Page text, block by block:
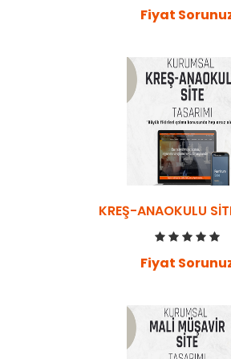
Fiyat
KREŞ-ANAOKULU
Fiyat